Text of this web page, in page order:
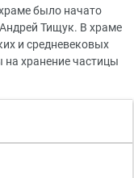
было начато
Тищук. В храме
и средневековых
на хранение частицы